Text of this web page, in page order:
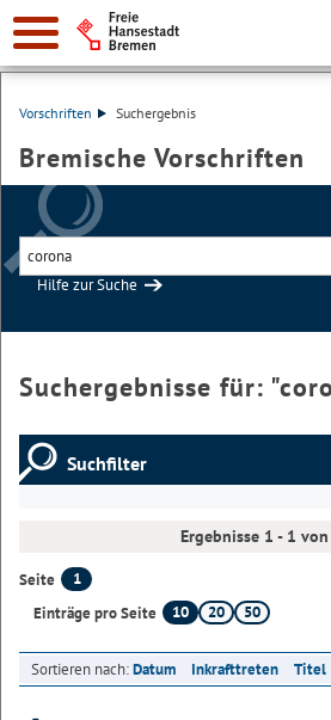
Vorschriften Suchergebnis
Bremische Vorschriften
Hilfe zur Suche
Suchergebnisse für: "
Suchfilter
Ergebnisse 1 - 1
Seite
1
Einträge pro Seite
10 20 50
Sortieren nach:Datum Inkrafttreten Titel